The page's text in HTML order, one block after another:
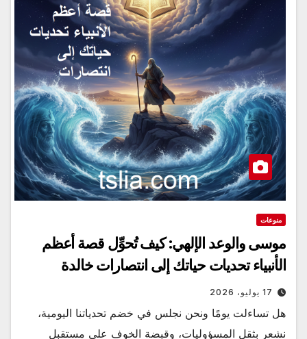
منوعات
موسى والوعد الإلهي: كيف تُحوِّل قصة أعظم
الأنبياء تحديات حياتك إلى انتصارات خالدة
17 يوليو، 2026
هل تساءلت يومًا ونحن نجلس في خضم تحدياتنا اليومية،
نشعر بثقل المسؤوليات، وقبضة الخوف على مستقبل